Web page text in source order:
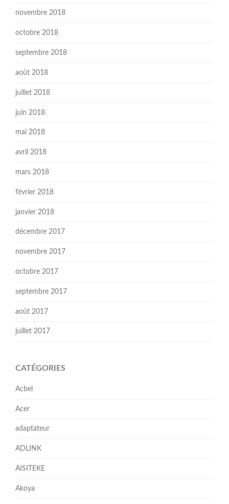
novembre 2018
octobre 2018
septembre 2018
août 2018
juillet 2018
juin 2018
mai 2018
avril 2018
mars 2018
février 2018
janvier 2018
décembre 2017
novembre 2017
octobre 2017
septembre 2017
août 2017
juillet 2017
CATÉGORIES
Acbel
Acer
adaptateur
ADLINK
AISITEKE
Akoya